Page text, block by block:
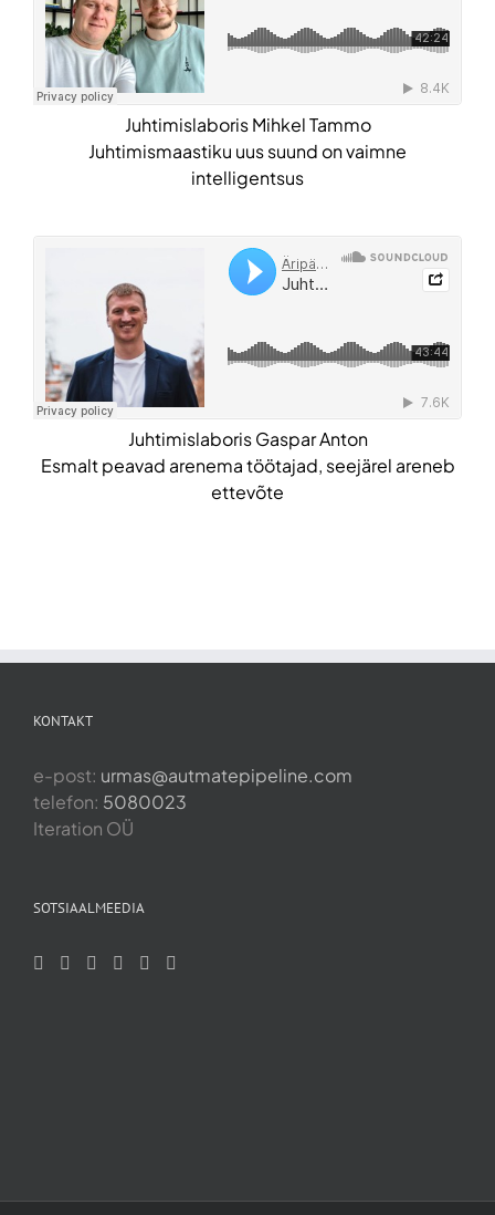
Juhtimislaboris Mihkel Tammo
Juhtimismaastiku uus suund on vaimne
intelligentsus
Juhtimislaboris Gaspar Anton
Esmalt peavad arenema töötajad, seejärel areneb
ettevõte
KONTAKT
e-post: urmas@autmatepipeline.com
telefon: 5080023
Iteration OÜ
SOTSIAALMEEDIA